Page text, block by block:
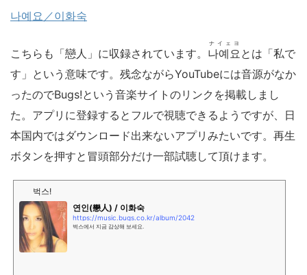
나예요／이화숙
こちらも「戀人」に収録されています。 나예요
ナイェヨ
とは「私で
す」という意味です。残念ながらYouTubeには音源がなか
ったのでBugs!という音楽サイトのリンクを掲載しまし
た。アプリに登録するとフルで視聴できるようですが、日
本国内ではダウンロード出来ないアプリみたいです。再生
ボタンを押すと冒頭部分だけ一部試聴して頂けます。
벅스!
연인(戀人) / 이화숙
https://music.bugs.co.kr/album/2042
벅스에서 지금 감상해 보세요.